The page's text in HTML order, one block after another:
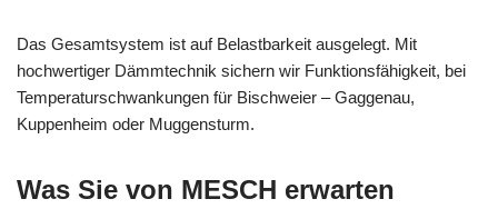
Das Gesamtsystem ist auf Belastbarkeit ausgelegt. Mit
hochwertiger Dämmtechnik sichern wir Funktionsfähigkeit, bei
Temperaturschwankungen für Bischweier – Gaggenau,
Kuppenheim oder Muggensturm.
Was Sie von MESCH erwarten